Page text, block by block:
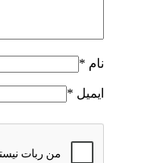
نام *
ایمیل *